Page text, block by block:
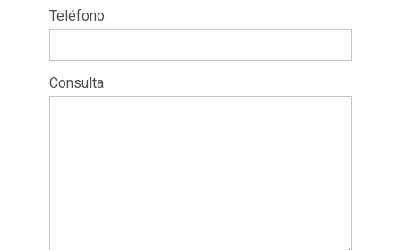
Teléfono
Consulta